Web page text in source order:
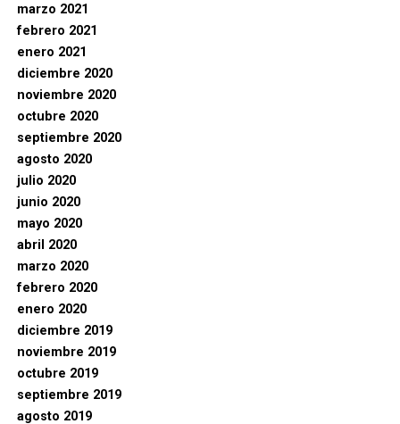
marzo 2021
febrero 2021
enero 2021
diciembre 2020
noviembre 2020
octubre 2020
septiembre 2020
agosto 2020
julio 2020
junio 2020
mayo 2020
abril 2020
marzo 2020
febrero 2020
enero 2020
diciembre 2019
noviembre 2019
octubre 2019
septiembre 2019
agosto 2019